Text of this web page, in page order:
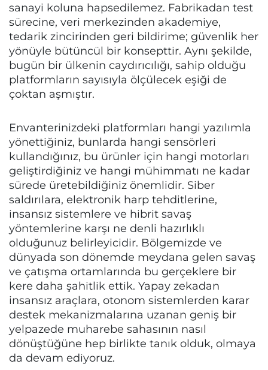
sanayi koluna hapsedilemez. Fabrikadan test
sürecine, veri merkezinden akademiye,
tedarik zincirinden geri bildirime; güvenlik her
yönüyle bütüncül bir konsepttir. Aynı şekilde,
bugün bir ülkenin caydırıcılığı, sahip olduğu
platformların sayısıyla ölçülecek eşiği de
çoktan aşmıştır.
Envanterinizdeki platformları hangi yazılımla
yönettiğiniz, bunlarda hangi sensörleri
kullandığınız, bu ürünler için hangi motorları
geliştirdiğiniz ve hangi mühimmatı ne kadar
sürede üretebildiğiniz önemlidir. Siber
saldırılara, elektronik harp tehditlerine,
insansız sistemlere ve hibrit savaş
yöntemlerine karşı ne denli hazırlıklı
olduğunuz belirleyicidir. Bölgemizde ve
dünyada son dönemde meydana gelen savaş
ve çatışma ortamlarında bu gerçeklere bir
kere daha şahitlik ettik. Yapay zekadan
insansız araçlara, otonom sistemlerden karar
destek mekanizmalarına uzanan geniş bir
yelpazede muharebe sahasının nasıl
dönüştüğüne hep birlikte tanık olduk, olmaya
da devam ediyoruz.